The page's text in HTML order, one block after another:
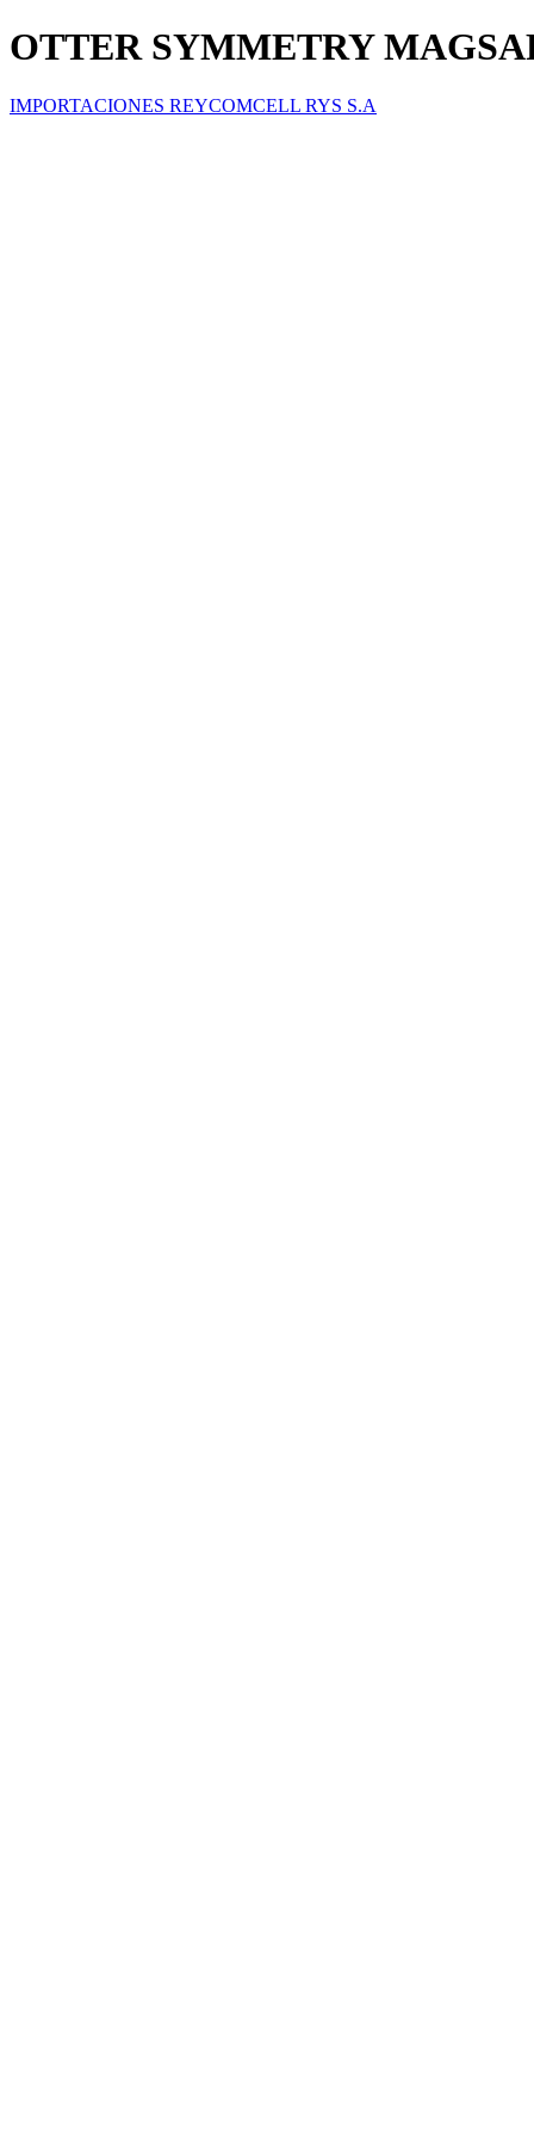
OTTER SYMMETRY
IMPORTACIONES REYCOMCELL RYS S.A